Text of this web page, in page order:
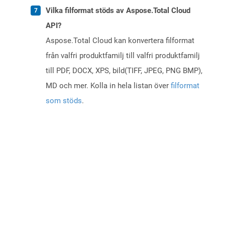
Vilka filformat stöds av Aspose.Total Cloud
API?
Aspose.Total Cloud kan konvertera filformat
från valfri produktfamilj till valfri produktfamilj
till PDF, DOCX, XPS, bild(TIFF, JPEG, PNG BMP),
MD och mer. Kolla in hela listan över filformat
som stöds.